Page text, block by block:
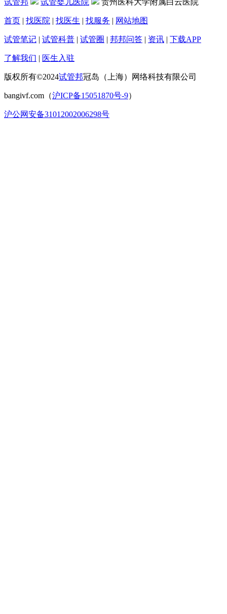
试管邦
试管婴儿医院 贵州医科大学附属白云医院
首页 | 找医院 | 找医生 | 找服务 | 网站地图
试管笔记 | 试管科普 | 试管圈 | 邦邦问答 | 资讯 | 下载APP
了解我们 | 医生入驻
版权所有©2024试管邦冠岛（上海）网络科技有限公司
bangivf.com（沪ICP备15051870号-9）
沪公网安备31012002006298号